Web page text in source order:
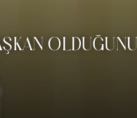
OLDUĞUNU